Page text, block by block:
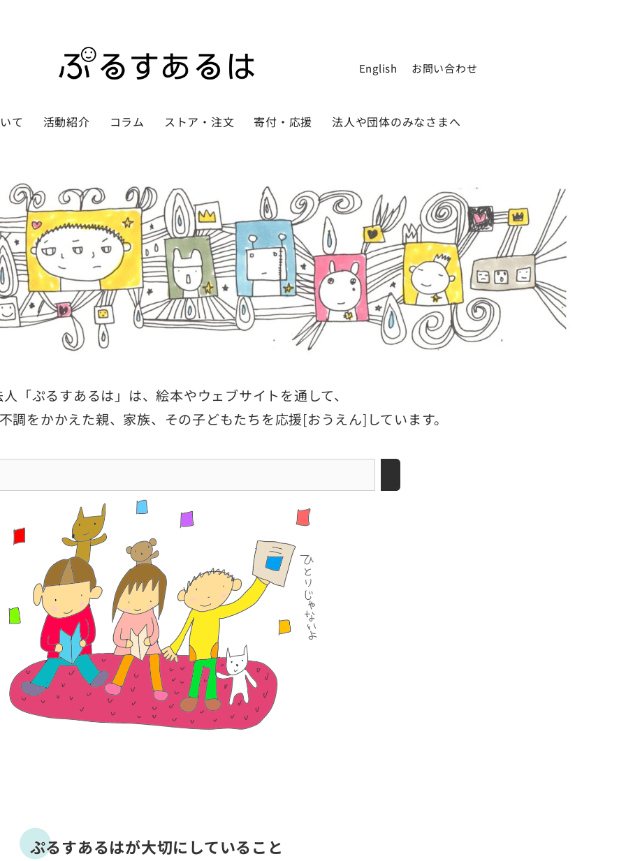
English お問い合わせ
て 活動紹介 コラム ストア・注文 寄付・応援 法人や団体のみなさまへ
「ぷるすあるは」は、絵本やウェブサイトを通して、
調をかかえた親、家族、その子どもたちを応援[おうえん]しています。
ぷるすあるはが大切にしていること